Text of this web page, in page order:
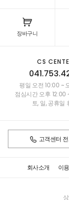
장바구니
CS
평일 오전 10:00 ~
점심시간 오후 12:00
토, 일, 공휴일
고객센터
회사소개 이